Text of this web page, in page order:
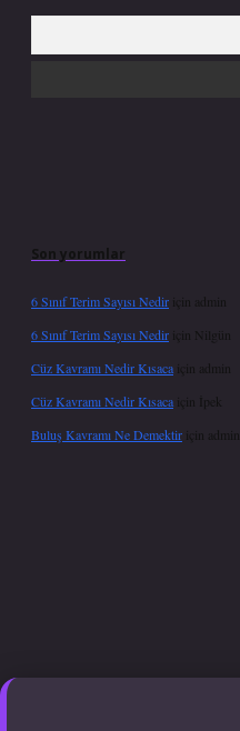
Son yorumlar
6 Sınıf Terim Sayısı Nedir için
admin
6 Sınıf Terim Sayısı Nedir için Nilgün
Cüz Kavramı Nedir Kısaca için
admin
Cüz Kavramı Nedir Kısaca için İpek
Buluş Kavramı Ne Demektir için admin
hiltonbet güncel giriş